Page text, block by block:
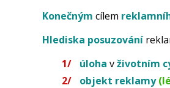
Konečným cílem
Hlediska posuzování
úloha vživotním
objekt reklamy